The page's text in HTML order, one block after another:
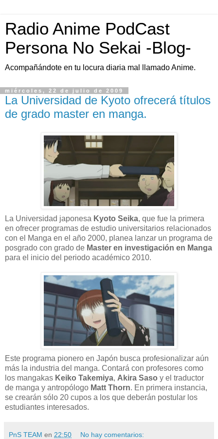
Radio Anime PodCast
Persona No Sekai -Blog-
Acompañándote en tu locura diaria mal llamado Anime.
miércoles, 22 de julio de 2009
La Universidad de Kyoto ofrecerá títulos
de grado master en manga.
La Universidad japonesa Kyoto Seika, que fue la primera
en ofrecer programas de estudio universitarios relacionados
con el Manga en el año 2000, planea lanzar un programa de
posgrado con grado de Master en investigación en Manga
para el inicio del periodo académico 2010.
Este programa pionero en Japón busca profesionalizar aún
más la industria del manga. Contará con profesores como
los mangakas Keiko Takemiya, Akira Saso y el traductor
de manga y antropólogo Matt Thorn. En primera instancia,
se crearán sólo 20 cupos a los que deberán postular los
estudiantes interesados.
PnS TEAM en 22:50 No hay comentarios: